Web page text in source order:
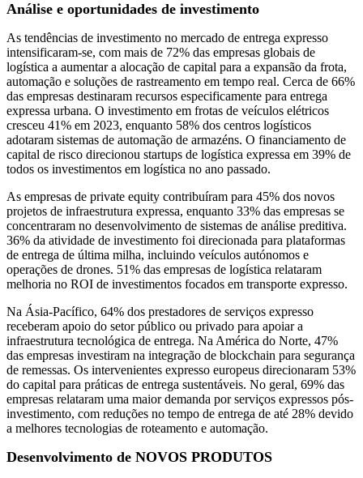
Análise e oportunidades de investimento
As tendências de investimento no mercado de entrega expresso
intensificaram-se, com mais de 72% das empresas globais de
logística a aumentar a alocação de capital para a expansão da frota,
automação e soluções de rastreamento em tempo real. Cerca de 66%
das empresas destinaram recursos especificamente para entrega
expressa urbana. O investimento em frotas de veículos elétricos
cresceu 41% em 2023, enquanto 58% dos centros logísticos
adotaram sistemas de automação de armazéns. O financiamento de
capital de risco direcionou startups de logística expressa em 39% de
todos os investimentos em logística no ano passado.
As empresas de private equity contribuíram para 45% dos novos
projetos de infraestrutura expressa, enquanto 33% das empresas se
concentraram no desenvolvimento de sistemas de análise preditiva.
36% da atividade de investimento foi direcionada para plataformas
de entrega de última milha, incluindo veículos autónomos e
operações de drones. 51% das empresas de logística relataram
melhoria no ROI de investimentos focados em transporte expresso.
Na Ásia-Pacífico, 64% dos prestadores de serviços expresso
receberam apoio do setor público ou privado para apoiar a
infraestrutura tecnológica de entrega. Na América do Norte, 47%
das empresas investiram na integração de blockchain para segurança
de remessas. Os intervenientes expresso europeus direcionaram 53%
do capital para práticas de entrega sustentáveis. No geral, 69% das
empresas relataram uma maior demanda por serviços expressos pós-
investimento, com reduções no tempo de entrega de até 28% devido
a melhores tecnologias de roteamento e automação.
Desenvolvimento de NOVOS PRODUTOS